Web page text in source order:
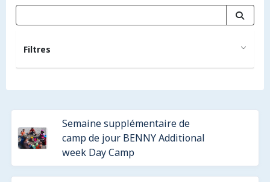
Filtres
Semaine supplémentaire de
camp de jour BENNY Additional
week Day Camp